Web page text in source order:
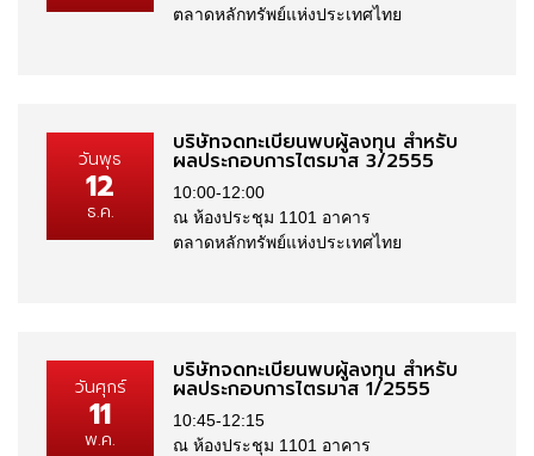
ตลาดหลักทรัพย์แห่งประเทศไทย
วันพุธ
12
ธ.ค.
บริษัทจดทะเบียนพบผู้ลงทุน สำหรับ
ผลประกอบการไตรมาส 3/2555
10:00-12:00
ณ ห้องประชุม 1101 อาคาร
ตลาดหลักทรัพย์แห่งประเทศไทย
วันศุกร์
11
พ.ค.
บริษัทจดทะเบียนพบผู้ลงทุน สำหรับ
ผลประกอบการไตรมาส 1/2555
10:45-12:15
ณ ห้องประชุม 1101 อาคาร